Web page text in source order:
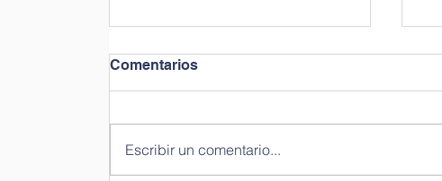
Comentarios
Escribir un comentario...